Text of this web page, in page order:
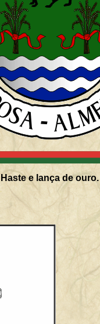
e lança de ouro.